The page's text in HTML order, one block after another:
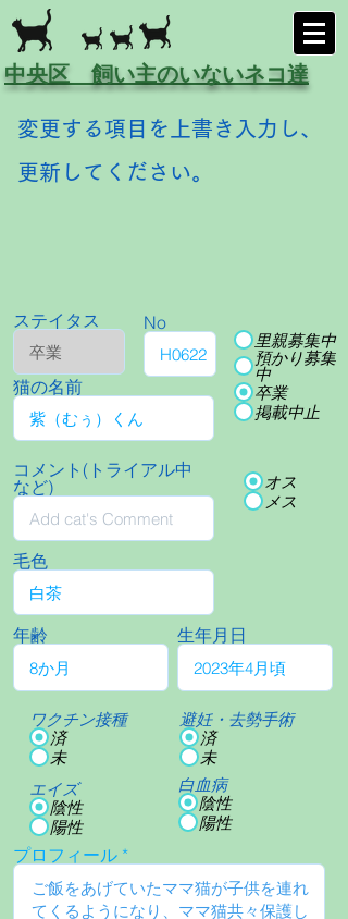
中央区 飼い主のいないネコ達
変更する項目を上書き入力し、
更新してください。
ステイタス No
猫の名前
里親募集中
預かり募集
中
卒業
掲載中止
コメント(トライアル中
など)
オス
メス
毛色
年齢
ワクチン接種
済
未
エイズ
陰性
陽性
生年月日
避妊・去勢手術
済
未
白血病
陰性
陽性
プロフィール